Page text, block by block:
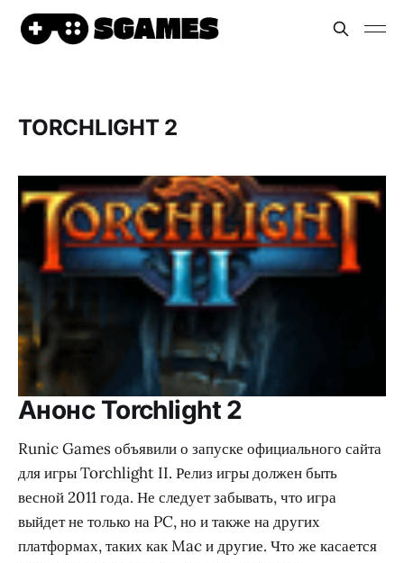
TORCHLIGHT 2
Анонс Torchlight 2
Runic Games объявили о запуске официального сайта
для игры Torchlight II. Релиз игры должен быть
весной 2011 года. Не следует забывать, что игра
выйдет не только на PC, но и также на других
платформах, таких как Mac и другие. Что же касается